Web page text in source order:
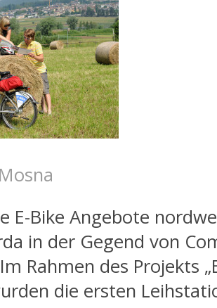
E-Bike Angebote
in der Gegend von
Rahmen des Projekts
die ersten